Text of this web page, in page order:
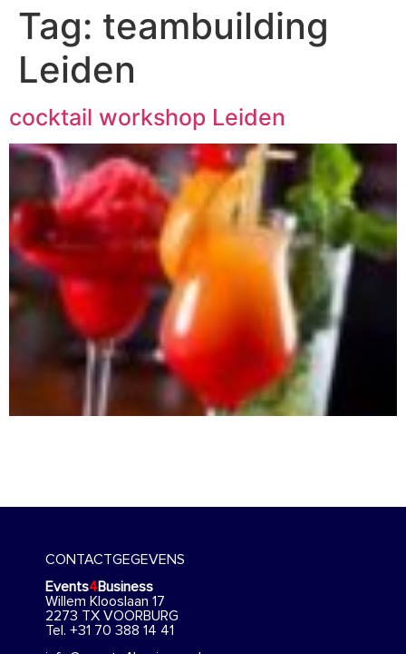
Tag: teambuilding
Leiden
cocktail workshop Leiden
CONTACTGEGEVENS
Events4Business
Willem Klooslaan 17
2273 TX VOORBURG
Tel. +31 70 388 14 41